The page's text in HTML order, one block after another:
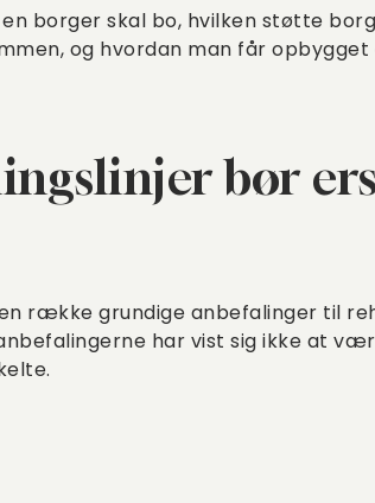
borger skal bo, hvilken støtte
og hvordan man får
bør
række grundige anbefalinger til
har vist sig ikke at